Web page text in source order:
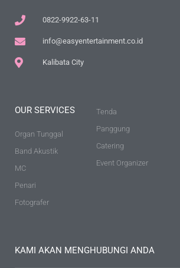
0822-9922-63-11
info@easyentertainment.co.id
Kalibata City
OUR SERVICES
Organ Tunggal
Band Akustik
MC
Penari
Fotografer
Tenda
Panggung
Catering
Event Organizer
KAMI AKAN MENGHUBUNGI ANDA